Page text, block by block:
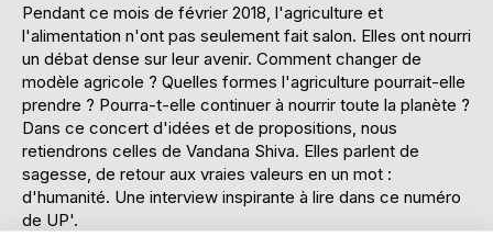
Pendant ce mois de février 2018, l'agriculture et
l'alimentation n'ont pas seulement fait salon. Elles ont nourri
un débat dense sur leur avenir. Comment changer de
modèle agricole ? Quelles formes l'agriculture pourrait-elle
prendre ? Pourra-t-elle continuer à nourrir toute la planète ?
Dans ce concert d'idées et de propositions, nous
retiendrons celles de Vandana Shiva. Elles parlent de
sagesse, de retour aux vraies valeurs en un mot :
d'humanité. Une interview inspirante à lire dans ce numéro
de UP'.